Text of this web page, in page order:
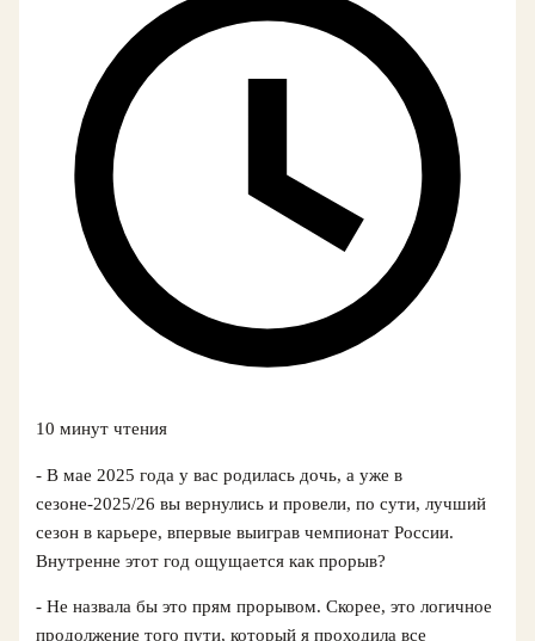
10 минут чтения
- В мае 2025 года у вас родилась дочь, а уже в
сезоне‑2025/26 вы вернулись и провели, по сути, лучший
сезон в карьере, впервые выиграв чемпионат России.
Внутренне этот год ощущается как прорыв?
- Не назвала бы это прям прорывом. Скорее, это логичное
продолжение того пути, который я проходила все